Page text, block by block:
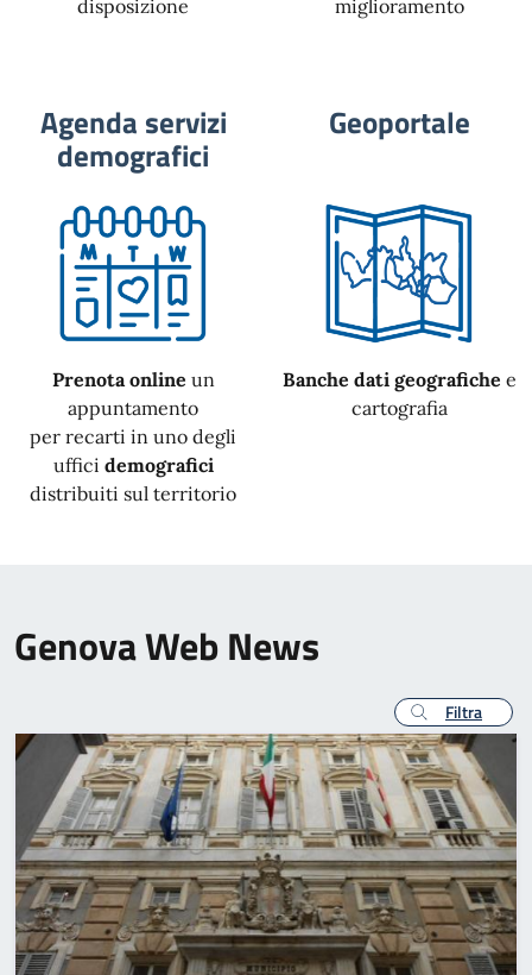
disposizione
miglioramento
Agenda servizi
demografici
Prenota online un
appuntamento
per recarti in uno degli
uffici demografici
distribuiti sul territorio
Geoportale
Banche dati geografiche e
cartografia
Genova Web News
Filtra